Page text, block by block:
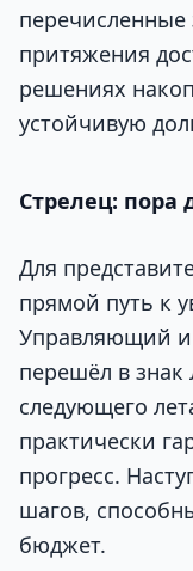
перечисленные
притяжения
решениях
устойчивую
Стрелец: пора
Для
прямой путь к
Управляющий
перешёл в знак
следующего
практически
прогресс.
шагов,
бюджет.